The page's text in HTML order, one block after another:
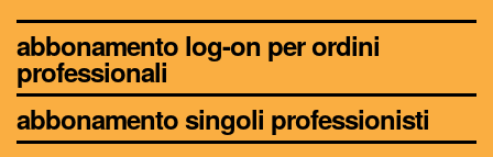
abbonamento log-on per ordini
professionali
abbonamento singoli professionisti